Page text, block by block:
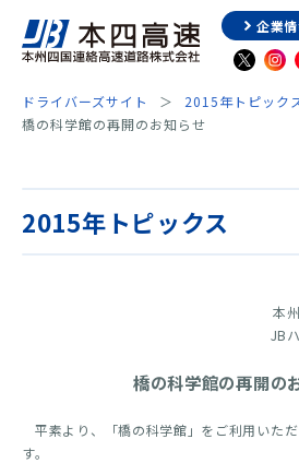
企業
ドライバーズサイト
2015年トピック
橋の科学館の再開のお知らせ
2015年トピックス
本
JB
橋の科学館の再開の
平素より、「橋の科学館」をご利用いた
す。